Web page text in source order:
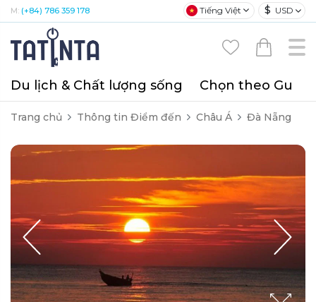
M: (+84) 786 359 178 Tiếng Việt $ USD
Du lịch & Chất lượng sống Chọn theo Gu
Trang chủ Thông tin Điểm đến Châu Á Đà Nẵng